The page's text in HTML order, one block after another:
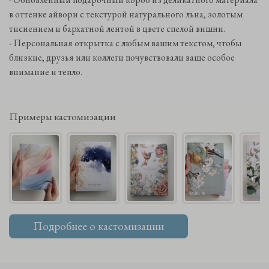
в оттенке айвори с текстурой натурального льна, золотым
тиснением и бархатной лентой в цвете спелой вишни.
- Персональная открытка с любым вашим текстом, чтобы
близкие, друзья или коллеги почувствовали ваше особое
внимание и тепло.
Примеры кастомизации
Подробнее о кастомизации